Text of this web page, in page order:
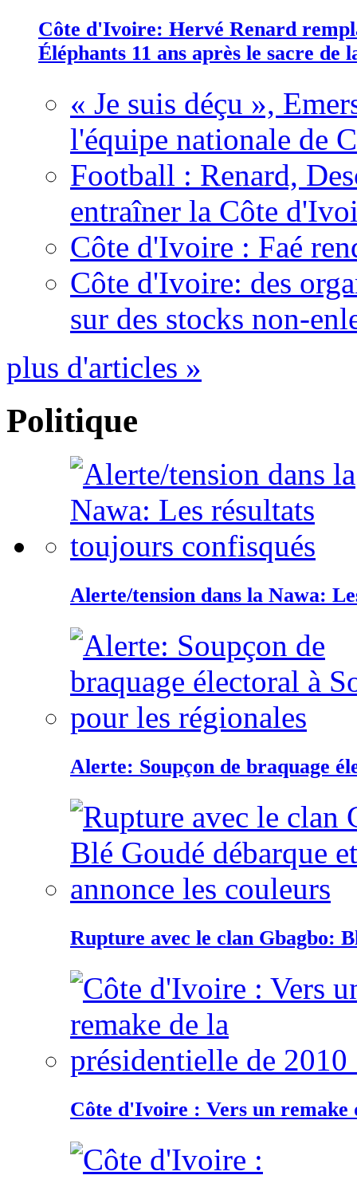
Côte d'Ivoire: Hervé Renard
Éléphants 11 ans après le sacre de
« Je suis déçu »,
l'équipe nationale de
Football : Renard,
entraîner la Côte
Côte d'Ivoire : Faé
Côte d'Ivoire: des
sur des stocks non-
plus d'articles »
Politique
Alerte/tension dans la Nawa:
Alerte: Soupçon de braquage
Rupture avec le clan Gbagbo:
Côte d'Ivoire : Vers un remake